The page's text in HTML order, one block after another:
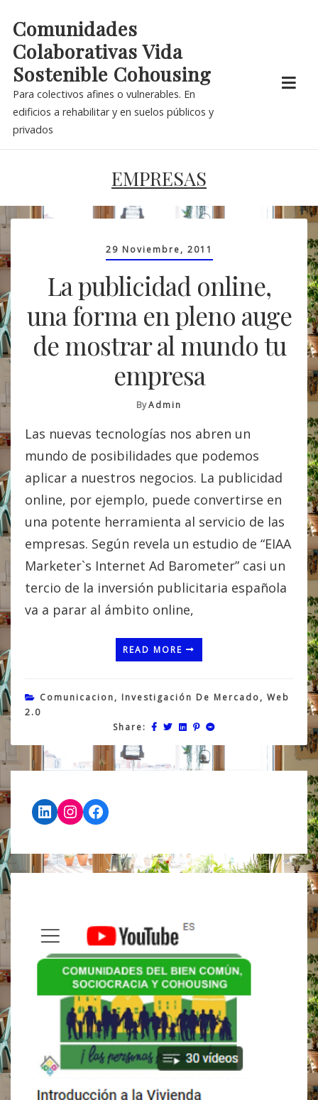
content
Comunidades
Colaborativas Vida
Sostenible Cohousing
Para colectivos afines o vulnerables. En
edificios a rehabilitar y en suelos públicos y
privados
EMPRESAS
29 Noviembre, 2011
La publicidad online,
una forma en pleno auge
de mostrar al mundo tu
empresa
ByAdmin
Las nuevas tecnologías nos abren un
mundo de posibilidades que podemos
aplicar a nuestros negocios. La publicidad
online, por ejemplo, puede convertirse en
una potente herramienta al servicio de las
empresas. Según revela un estudio de “EIAA
Marketer`s Internet Ad Barometer” casi un
tercio de la inversión publicitaria española
va a parar al ámbito online,
READ MORE
Comunicacion, Investigación De Mercado, Web
2.0
Share:
LinkedIn
Instagram
Facebook